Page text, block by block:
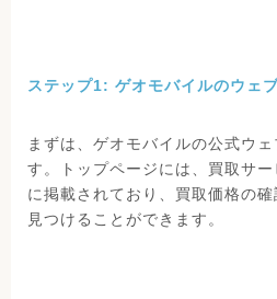
ステップ1: ゲオモバイルのウェ
まずは、ゲオモバイルの公式ウ
す。トップページには、買取サ
に掲載されており、買取価格の
見つけることができます。